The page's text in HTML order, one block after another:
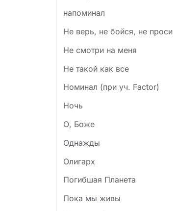
напоминал
Не верь, не бойся, не проси
Не смотри на меня
Не такой как все
Номинал (при уч. Factor)
Ночь
О, Боже
Однажды
Олигарх
Погибшая Планета
Пока мы живы